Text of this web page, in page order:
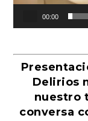
00:00
Delirios
nuestro
conversa